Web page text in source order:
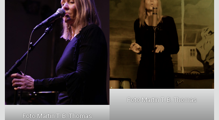
Foto Martin T. B. Thomas
Foto Martin T. B. Thomas